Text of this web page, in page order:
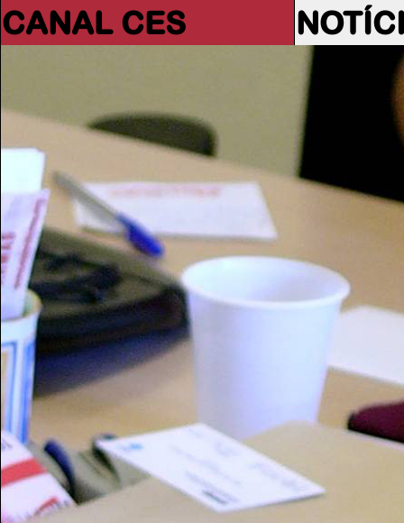
CANAL CES